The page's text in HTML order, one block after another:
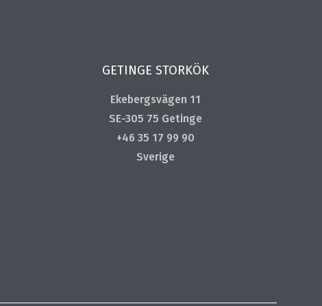
GETINGE STORKÖK
Ekebergsvägen 11
SE-305 75 Getinge
+46 35 17 99 90
Sverige